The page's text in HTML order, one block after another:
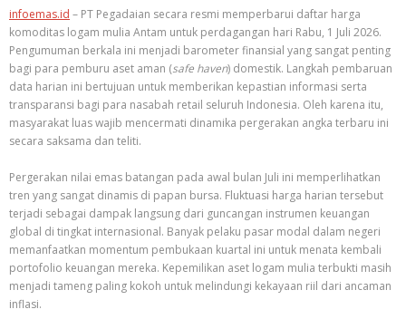
infoemas.id – PT Pegadaian secara resmi memperbarui daftar harga
komoditas logam mulia Antam untuk perdagangan hari Rabu, 1 Juli 2026.
Pengumuman berkala ini menjadi barometer finansial yang sangat penting
bagi para pemburu aset aman (safe haven) domestik. Langkah pembaruan
data harian ini bertujuan untuk memberikan kepastian informasi serta
transparansi bagi para nasabah retail seluruh Indonesia. Oleh karena itu,
masyarakat luas wajib mencermati dinamika pergerakan angka terbaru ini
secara saksama dan teliti.
Pergerakan nilai emas batangan pada awal bulan Juli ini memperlihatkan
tren yang sangat dinamis di papan bursa. Fluktuasi harga harian tersebut
terjadi sebagai dampak langsung dari guncangan instrumen keuangan
global di tingkat internasional. Banyak pelaku pasar modal dalam negeri
memanfaatkan momentum pembukaan kuartal ini untuk menata kembali
portofolio keuangan mereka. Kepemilikan aset logam mulia terbukti masih
menjadi tameng paling kokoh untuk melindungi kekayaan riil dari ancaman
inflasi.